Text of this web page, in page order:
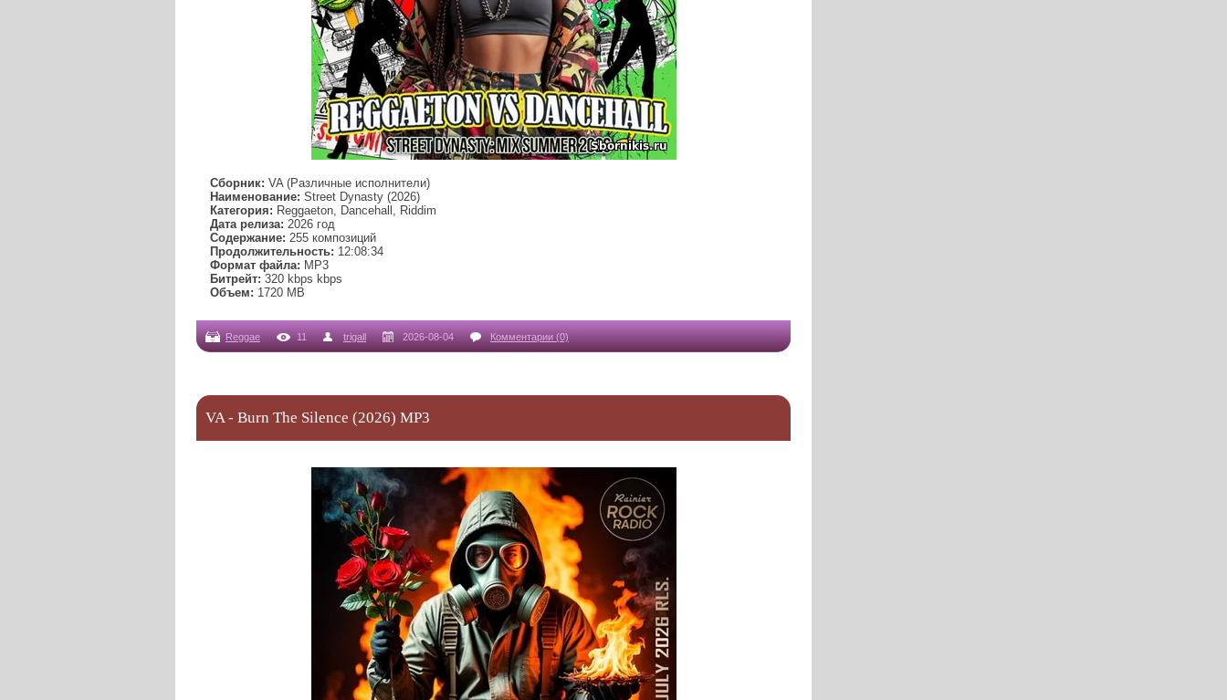
Сборник: VA (Различные исполнители)
Наименование: Street Dynasty (2026)
Категория: Reggaeton, Dancehall, Riddim
Дата релиза: 2026 год
Содержание: 255 композиций
Продолжительность: 12:08:34
Формат файла: MP3
Битрейт: 320 kbps kbps
Объем: 1720 МB
Reggae 11 trigall 2026-08-04 Комментарии (0)
VA - Burn The Silence (2026) MP3